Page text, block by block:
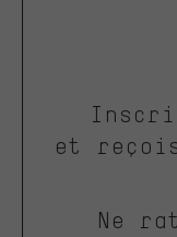
et
Ne